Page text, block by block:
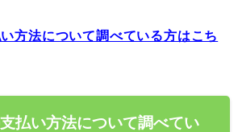
方法について調べている方はこち
払い方法について調べてい